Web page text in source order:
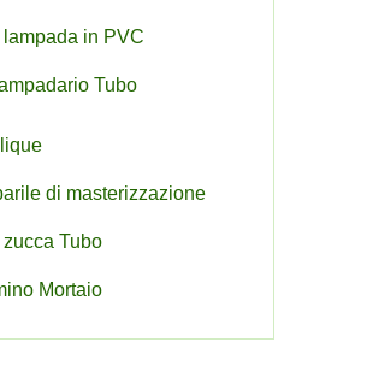
in PVC
Tubo
di masterizzazione
Tubo
Mortaio